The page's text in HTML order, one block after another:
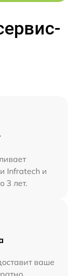
Infratech и
3 лет.
ваше